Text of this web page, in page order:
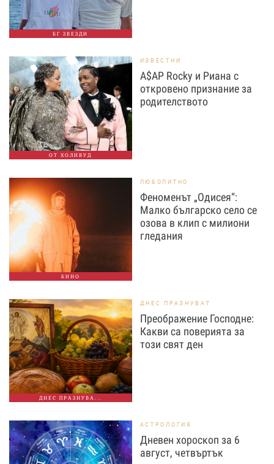
БГ ЗВЕЗДИ
ОТ ХОЛИВУД
ИЗВЕСТНИ
A$AP Rocky и Риана с
откровено признание за
родителството
КИНО
ЛЮБОПИТНО
Феноменът „Одисея“:
Малко българско село се
озова в клип с милиони
гледания
ДНЕС ПРАЗНУВА...
ДНЕС ПРАЗНУВАТ
Преображение Господне:
Какви са поверията за
този свят ден
АСТРОЛОГИЯ
Дневен хороскоп за 6
август, четвъртък